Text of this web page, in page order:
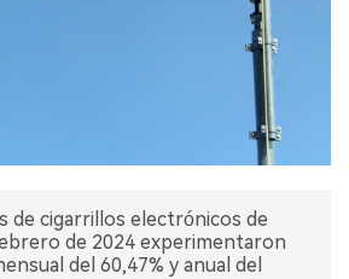
de cigarrillos electrónicos de
de 2024 experimentaron
del 60,47% y anual del